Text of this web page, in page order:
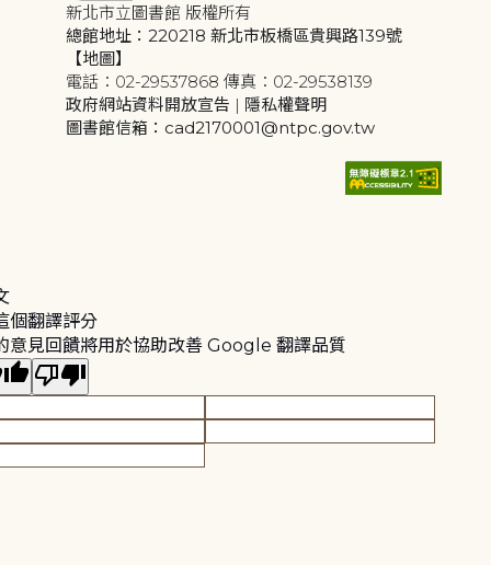
新北市立圖書館 版權所有
總館地址：220218 新北市板橋區貴興路139號
【地圖】
電話：02-29537868 傳真：02-29538139
政府網站資料開放宣告 | 隱私權聲明
圖書館信箱：cad2170001@ntpc.gov.tw
個翻譯評分
意見回饋將用於協助改善 Google 翻譯品質